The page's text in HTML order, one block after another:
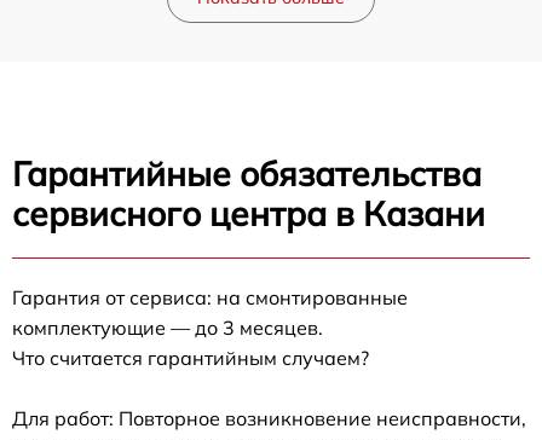
Гарантийные обязательства
сервисного центра в Казани
Гарантия от сервиса: на смонтированные
комплектующие — до 3 месяцев.
Что считается гарантийным случаем?
Для работ: Повторное возникновение неисправности,